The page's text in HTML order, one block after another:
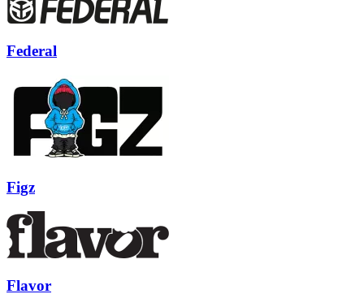
Federal
Figz
Flavor